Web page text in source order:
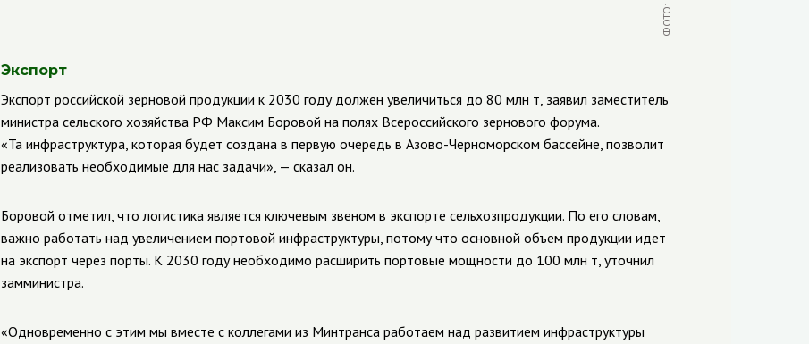
Экспорт
Экспорт российской зерновой продукции к 2030 году должен увеличиться до 80 млн т, заявил заместитель
министра сельского хозяйства РФ Максим Боровой на полях Всероссийского зернового форума.
«Та инфраструктура, которая будет создана в первую очередь в Азово-Черноморском бассейне, позволит
реализовать необходимые для нас задачи», — сказал он.
Боровой отметил, что логистика является ключевым звеном в экспорте сельхозпродукции. По его словам,
важно работать над увеличением портовой инфраструктуры, потому что основной объем продукции идет
на экспорт через порты. К 2030 году необходимо расширить портовые мощности до 100 млн т, уточнил
замминистра.
«Одновременно с этим мы вместе с коллегами из Минтранса работаем над развитием инфраструктуры